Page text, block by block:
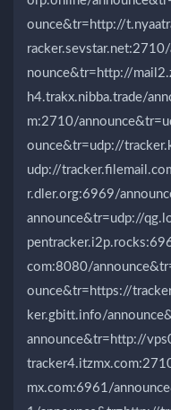
ounce&tr=http://
nounce&tr=http://
h4.trakx.nibba.trade/
m:2710/
ounce&tr=udp://
udp://
r.dler.org:6969/
announce&tr=udp://
com:8080/
ounce&tr=https://
ker.gbitt.info/
announce&tr=http://
mx.com:6961/